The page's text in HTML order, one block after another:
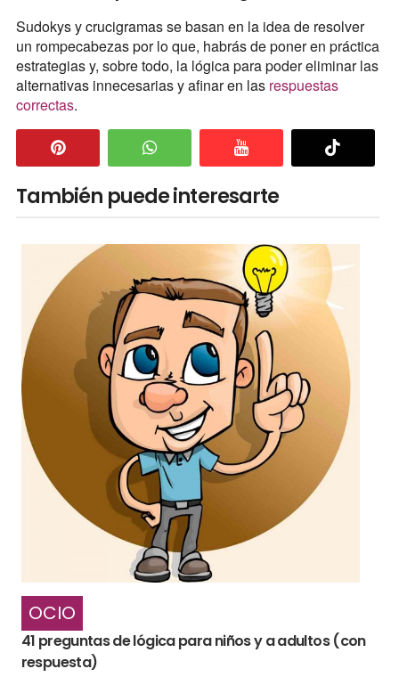
Sudokys y crucigramas se basan en la idea de resolver
un rompecabezas por lo que, habrás de poner en práctica
estrategias y, sobre todo, la lógica para poder eliminar las
alternativas innecesarias y afinar en las respuestas
correctas.
También puede interesarte
OCIO
41 preguntas de lógica para niños y a adultos (con
respuesta)